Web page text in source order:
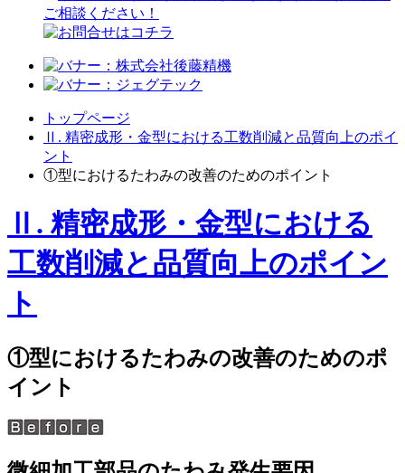
トップページ
Ⅱ. 精密成形・金型における工数削減と品質向上のポイ
ント
①型におけるたわみの改善のためのポイント
Ⅱ. 精密成形・金型における
工数削減と品質向上のポイン
ト
①型におけるたわみの改善のためのポ
イント